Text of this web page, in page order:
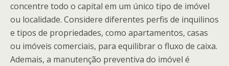
concentre todo o capital em um único tipo de imóvel
ou localidade. Considere diferentes perfis de inquilinos
e tipos de propriedades, como apartamentos, casas
ou imóveis comerciais, para equilibrar o fluxo de caixa.
Ademais, a manutenção preventiva do imóvel é